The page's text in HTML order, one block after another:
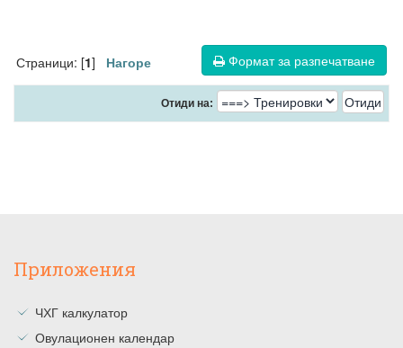
Формат за разпечатване
Страници: [1] Нагоре
Отиди на:
Приложения
ЧХГ калкулатор
Овулационен календар